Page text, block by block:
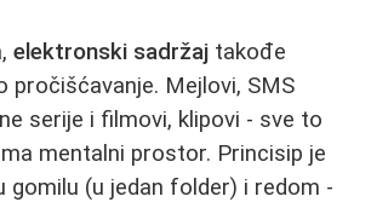
elektronski sadržaj takođe
pročišćavanje. Mejlovi, SMS
serije i filmovi, klipovi - sve to
mentalni prostor. Princisip je
gomilu (u jedan folder) i redom -